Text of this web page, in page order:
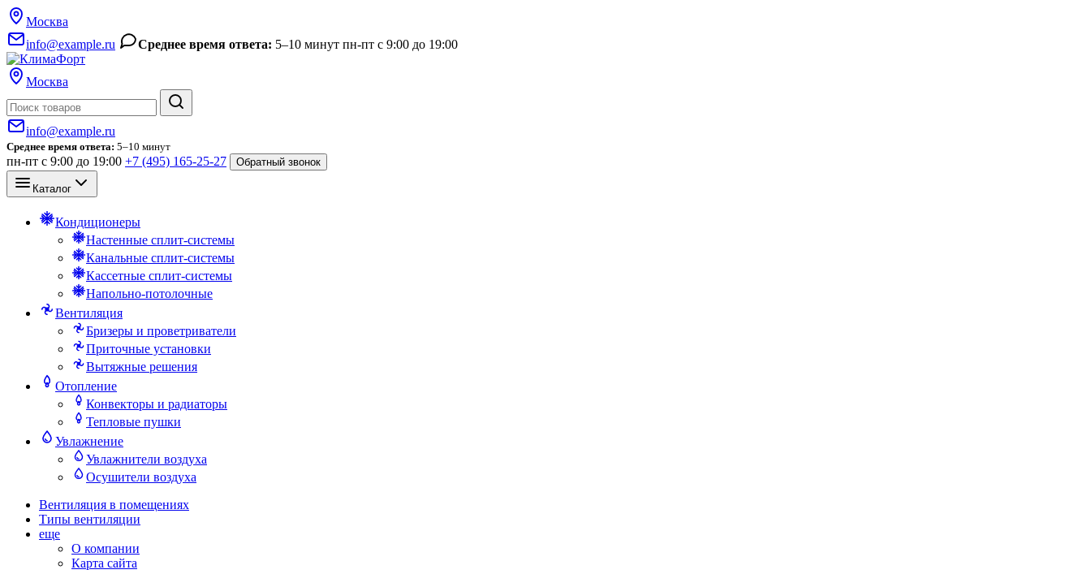
Москва
info@example.ru
Среднее время ответа: 5–10 минут пн-пт с 9:00 до 19:00
Москва
info@example.ru
Среднее время ответа: 5–10 минут
пн-пт с 9:00 до 19:00 +7 (495) 165-25-27 Обратный звонок
Каталог
Кондиционеры
Настенные сплит-системы
Канальные сплит-системы
Кассетные сплит-системы
Напольно-потолочные
Вентиляция
Бризеры и проветриватели
Приточные установки
Вытяжные решения
Отопление
Конвекторы и радиаторы
Тепловые пушки
Увлажнение
Увлажнители воздуха
Осушители воздуха
Вентиляция в помещениях
Типы вентиляции
еще
О компании
Карта сайта